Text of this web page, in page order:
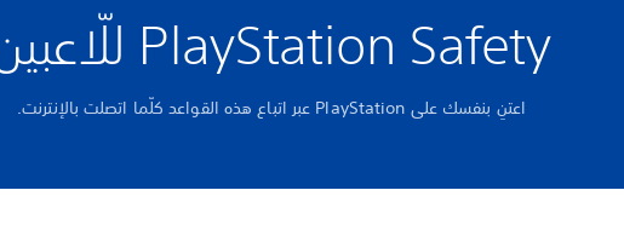
PlayStation Safety للّاعبين
اعتنِ بنفسك على PlayStation عبر اتباع هذه القواعد كلّما اتصلت بالإنترنت.